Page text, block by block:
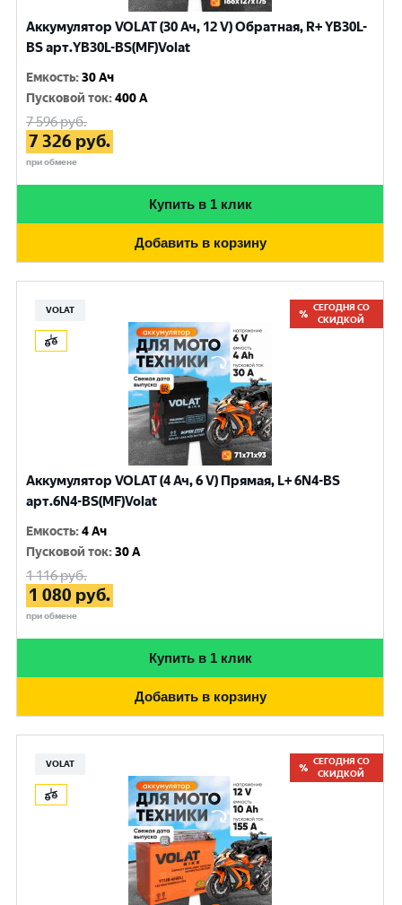
Аккумулятор VOLAT (30 Ач, 12 V) Обратная, R+ YB30L-
BS арт.YB30L-BS(MF)Volat
Емкость:30 Ач
Пусковой ток:400 A
7 596руб.
7 326 руб.
при обмене
Купить в 1 клик
Добавить в корзину
VOLAT
СЕГОДНЯ СО
СКИДКОЙ
Аккумулятор VOLAT (4 Ач, 6 V) Прямая, L+ 6N4-BS
арт.6N4-BS(MF)Volat
Емкость:4 Ач
Пусковой ток:30 A
1 116руб.
1 080 руб.
при обмене
Купить в 1 клик
Добавить в корзину
VOLAT
СЕГОДНЯ СО
СКИДКОЙ